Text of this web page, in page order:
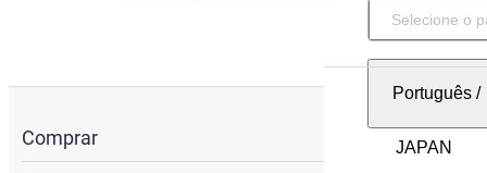
Português/
Comprar